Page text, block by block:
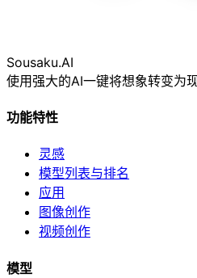
Sousaku.AI
使用强大的AI一键将想象转变为现
功能特性
灵感
模型列表与排名
应用
图像创作
视频创作
模型